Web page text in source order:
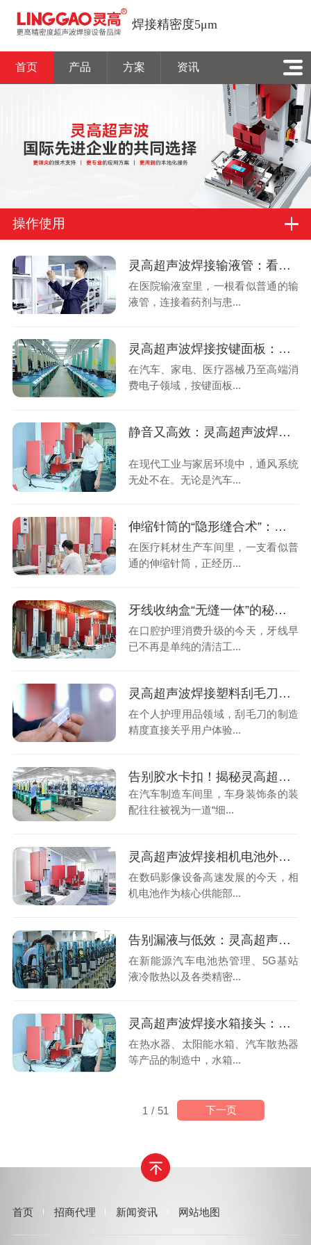
焊接精密度5μm
首页 产品 方案 资讯
操作使用
灵高超声波焊接输液管：看不见的“焊缝”，守得住的生命线
在医院输液室里，一根看似普通的输
液管，连接着药剂与患...
灵高超声波焊接按键面板：不止是“粘牢”，更是工艺革新
在汽车、家电、医疗器械乃至高端消
费电子领域，按键面板...
静音又高效：灵高超声波焊接如何让通风叶片“脱胎换骨”？
在现代工业与家居环境中，通风系统
无处不在。无论是汽车...
伸缩针筒的“隐形缝合术”：灵高超声波焊接如何重塑医疗包装品质？
在医疗耗材生产车间里，一支看似普
通的伸缩针筒，正经历...
牙线收纳盒“无缝一体”的秘密：为什么高端品牌都在用超声波焊接？
在口腔护理消费升级的今天，牙线早
已不再是单纯的清洁工...
灵高超声波焊接塑料刮毛刀：重新定义精密与卫生的制造标准
在个人护理用品领域，刮毛刀的制造
精度直接关乎用户体验...
告别胶水卡扣！揭秘灵高超声波焊接如何让车身装饰条焊得更牢、更美
在汽车制造车间里，车身装饰条的装
配往往被视为一道“细...
灵高超声波焊接相机电池外壳：高效、精密与安全的革命性突破
在数码影像设备高速发展的今天，相
机电池作为核心供能部...
告别漏液与低效：灵高超声波焊接如何重塑冷却管接头工艺？
在新能源汽车电池热管理、5G基站
液冷散热以及各类精密...
灵高超声波焊接水箱接头：告别漏水隐患，高效密封的工业革命
在热水器、太阳能水箱、汽车散热器
等产品的制造中，水箱...
1 / 51 下一页
首页 招商代理 新闻资讯 网站地图